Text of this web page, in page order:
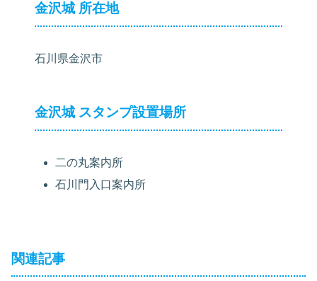
金沢城 所在地
石川県金沢市
金沢城 スタンプ設置場所
二の丸案内所
石川門入口案内所
関連記事